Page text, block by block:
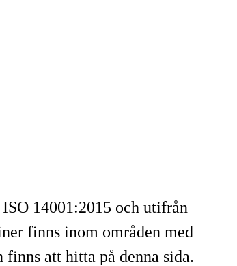
14001:2015 och utifrån
finns inom områden med
att hitta på denna sida.